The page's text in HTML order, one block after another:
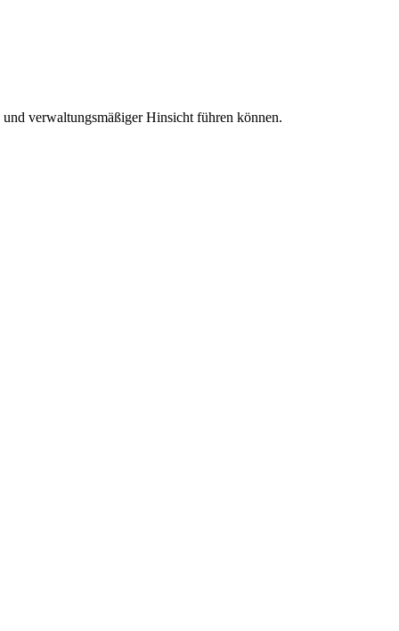
verwaltungsmäßiger Hinsicht führen können.